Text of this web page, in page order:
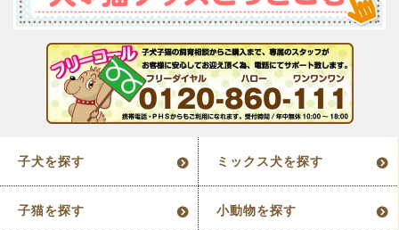
子犬を探す ミックス犬を探す
子猫を探す 小動物を探す